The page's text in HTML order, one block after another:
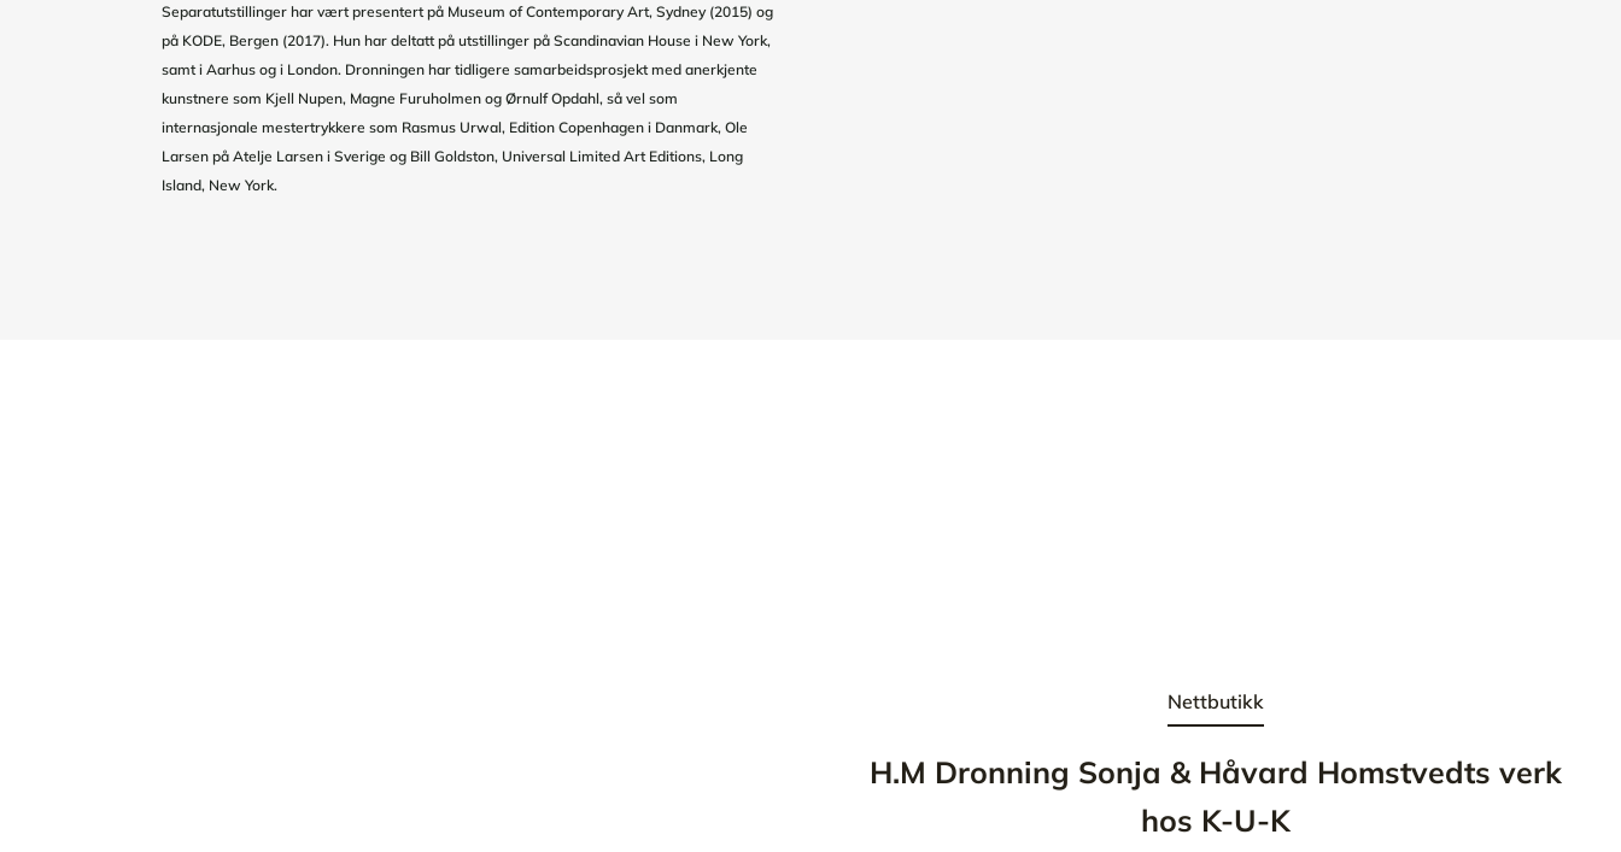
Separatutstillinger har vært presentert på Museum of Contemporary Art, Sydney (2015) og
på KODE, Bergen (2017). Hun har deltatt på utstillinger på Scandinavian House i New York,
samt i Aarhus og i London. Dronningen har tidligere samarbeidsprosjekt med anerkjente
kunstnere som Kjell Nupen, Magne Furuholmen og Ørnulf Opdahl, så vel som
internasjonale mestertrykkere som Rasmus Urwal, Edition Copenhagen i Danmark, Ole
Larsen på Atelje Larsen i Sverige og Bill Goldston, Universal Limited Art Editions, Long
Island, New York.
Nettbutikk
H.M Dronning Sonja & Håvard Homstvedts verk
hos K-U-K